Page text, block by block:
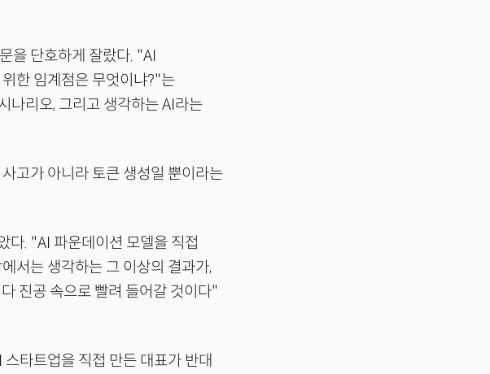
을 단호하게 잘랐다. "AI
한 임계점은 무엇이냐?"는
나리오, 그리고 생각하는 AI라는
고가 아니라 토큰 생성일 뿐이라는
다. "AI 파운데이션 모델을 직접
서는 생각하는 그 이상의 결과가,
진공 속으로 빨려 들어갈 것이다"
타트업을 직접 만든 대표가 반대